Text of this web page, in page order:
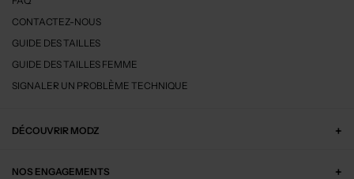
CONTACTEZ-NOUS
GUIDE DES TAILLES
GUIDE DES TAILLES FEMME
SIGNALER UN PROBLÈME TECHNIQUE
DÉCOUVRIR MODZ
NOS ENGAGEMENTS